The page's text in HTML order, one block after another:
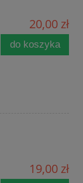
20,00 zł
do koszyka
19,00 zł